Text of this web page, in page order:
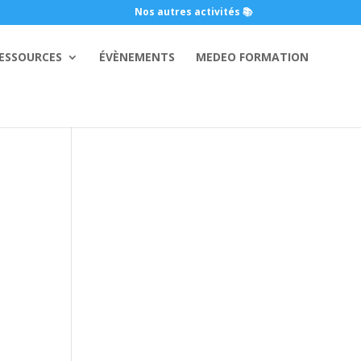
Nos autres activités 📚
ÉVÈNEMENTS MEDEO FORMATION